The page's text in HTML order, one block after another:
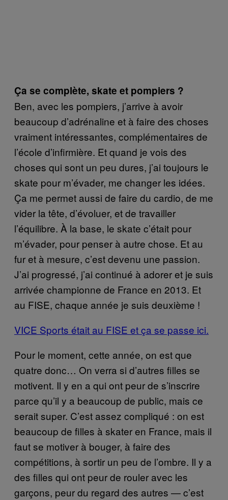
Ça se complète, skate et pompiers ?
Ben, avec les pompiers, j’arrive à avoir
beaucoup d’adrénaline et à faire des choses
vraiment intéressantes, complémentaires de
l’école d’infirmière. Et quand je vois des
choses qui sont un peu dures, j’ai toujours le
skate pour m’évader, me changer les idées.
Ça me permet aussi de faire du cardio, de me
vider la tête, d’évoluer, et de travailler
l’équilibre. À la base, le skate c’était pour
m’évader, pour penser à autre chose. Et au
fur et à mesure, c’est devenu une passion.
J’ai progressé, j’ai continué à adorer et je suis
arrivée championne de France en 2013. Et
au FISE, chaque année je suis deuxième !
VICE Sports était au FISE et ça se passe ici.
Pour le moment, cette année, on est que
quatre donc… On verra si d’autres filles se
motivent. Il y en a qui ont peur de s’inscrire
parce qu’il y a beaucoup de public, mais ce
serait super. C’est assez compliqué : on est
beaucoup de filles à skater en France, mais il
faut se motiver à bouger, à faire des
compétitions, à sortir un peu de l’ombre. Il y a
des filles qui ont peur de rouler avec les
garçons, peur du regard des autres — c’est